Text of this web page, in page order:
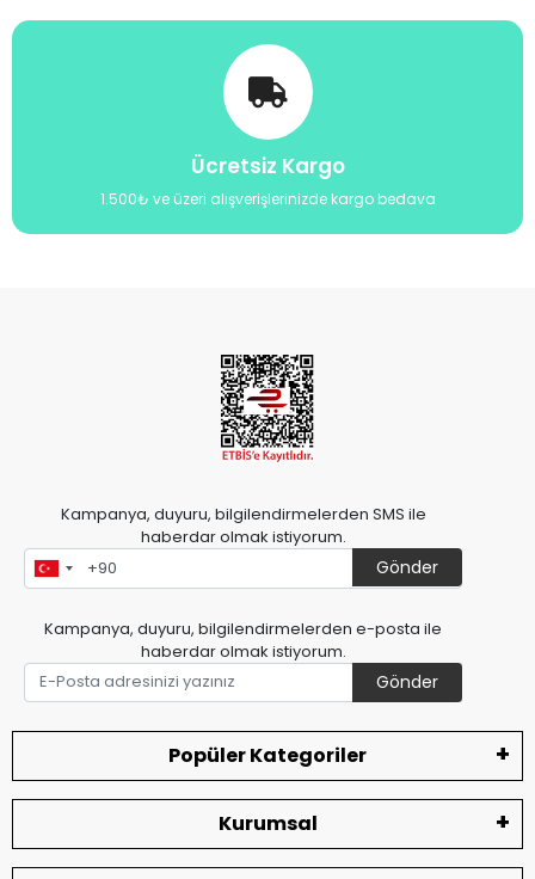
Ücretsiz Kargo
1.500₺ ve üzeri alışverişlerinizde kargo bedava
Kampanya, duyuru, bilgilendirmelerden SMS ile
haberdar olmak istiyorum.
Gönder
Kampanya, duyuru, bilgilendirmelerden e-posta ile
haberdar olmak istiyorum.
Gönder
Popüler Kategoriler
Kurumsal